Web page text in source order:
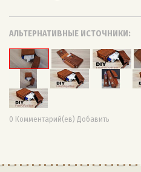
АЛЬТЕРНАТИВНЫЕ ИСТОЧНИКИ:
0 Комментарий(ев) Добавить